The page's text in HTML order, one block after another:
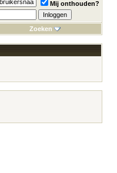
Mij onthouden?
Zoeken